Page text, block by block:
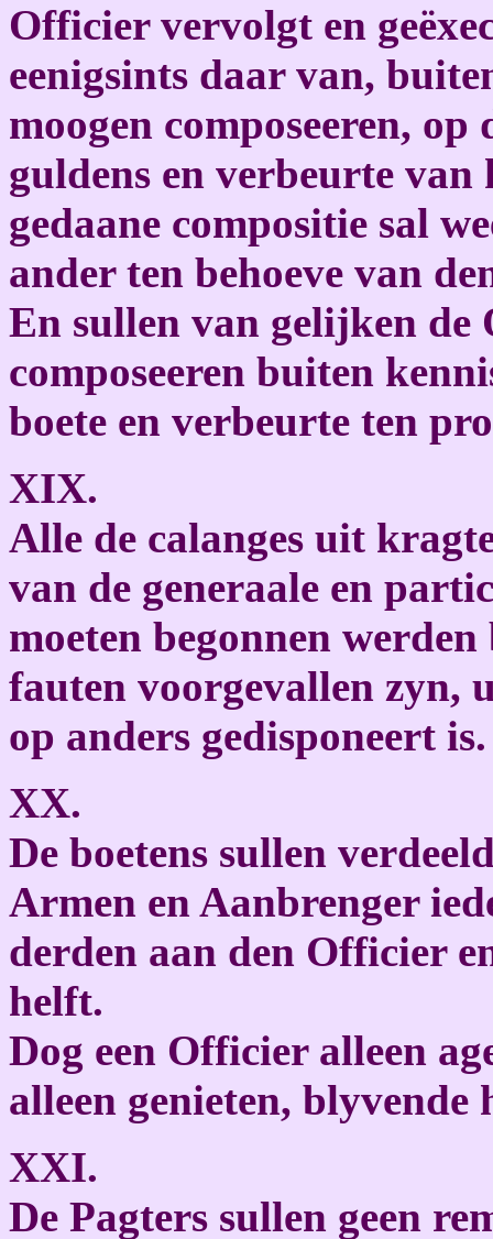
Officier vervolgt en
eenigsints daar van,
moogen composeeren,
guldens en verbeurte van
gedaane compositie sal
ander ten behoeve van
En sullen van gelijken de
composeeren buiten
boete en verbeurte ten
XIX.
Alle de calanges uit
van de generaale en
moeten begonnen
fauten voorgevallen zyn,
op anders gedisponeert is.
XX.
De boetens sullen
Armen en Aanbrenger
derden aan den Officier
helft.
Dog een Officier alleen
alleen genieten, blyvende
XXI.
De Pagters sullen geen